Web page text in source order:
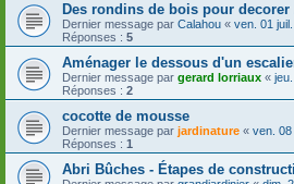
Des rondins de bois pour
Dernier message par Calahou « ven. 01
Réponses : 5
Aménager le dessous d'un
Dernier message par gerard lorriaux «
Réponses : 2
cocotte de mousse
Dernier message par jardinature « ven. 08
Réponses : 1
Abri Bûches - Étapes de